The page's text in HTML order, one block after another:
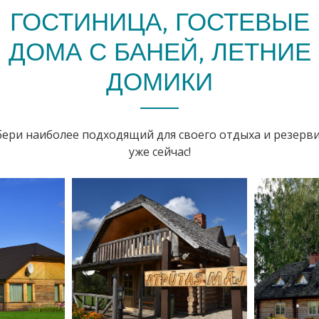
ГОСТИНИЦА, ГОСТЕВЫЕ
ДОМА С БАНЕЙ, ЛЕТНИЕ
ДОМИКИ
наиболее подходящий для своего отдыха и
уже сейчас!